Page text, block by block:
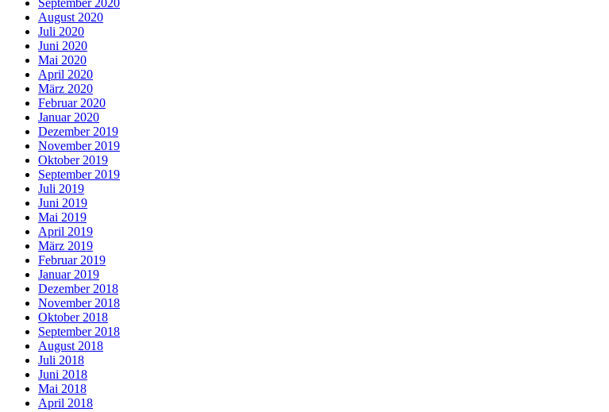
September 2020
August 2020
Juli 2020
Juni 2020
Mai 2020
April 2020
März 2020
Februar 2020
Januar 2020
Dezember 2019
November 2019
Oktober 2019
September 2019
Juli 2019
Juni 2019
Mai 2019
April 2019
März 2019
Februar 2019
Januar 2019
Dezember 2018
November 2018
Oktober 2018
September 2018
August 2018
Juli 2018
Juni 2018
Mai 2018
April 2018